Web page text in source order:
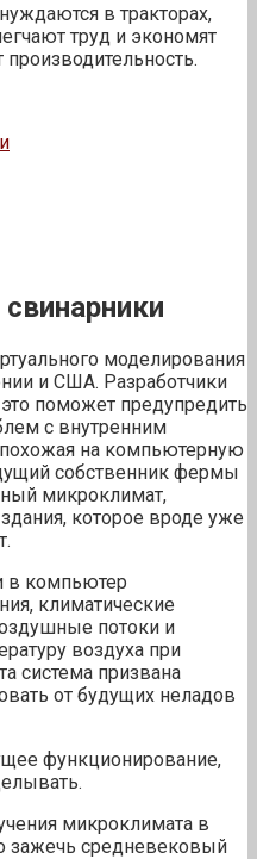
в тракторах,
труд и экономят
моделирования
и США. Разработчики
поможет предупредить
с внутренним
на компьютерную
собственник фермы
микроклимат,
которое вроде уже
в компьютер
климатические
потоки и
воздуха при
система призвана
от будущих неладов
функционирование,
микроклимата в
зажечь средневековый